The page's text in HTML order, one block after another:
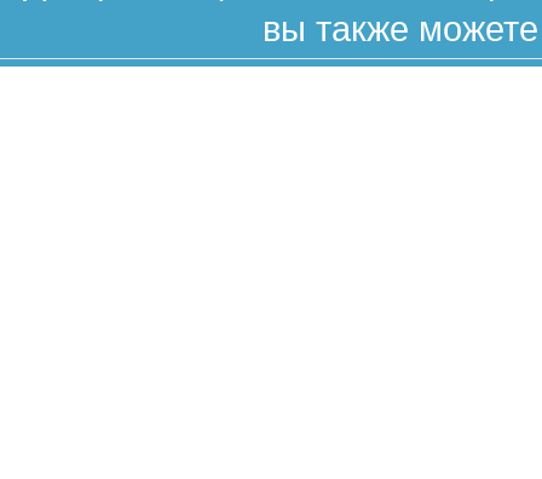
вы также